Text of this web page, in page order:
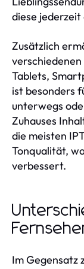
diese
Zusätzlich
Tablets,
ist besonders
unterwegs
Zuhauses
die meisten
Tonqualität,
verbessert.
Im Gegensatz